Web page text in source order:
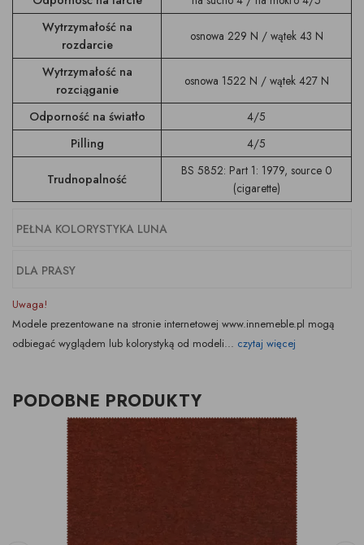
Wytrzymałość na
rozdarcie
osnowa 229 N / wątek 43 N
Wytrzymałość na
rozciąganie
osnowa 1522 N / wątek 427 N
Odporność na światło
4/5
Pilling
4/5
Trudnopalność
BS 5852: Part 1: 1979, source 0
(cigarette)
PEŁNA KOLORYSTYKA LUNA
DLA PRASY
Uwaga!
Modele prezentowane na stronie internetowej www.innemeble.pl mogą
odbiegać wyglądem lub kolorystyką od modeli... czytaj więcej
PODOBNE PRODUKTY